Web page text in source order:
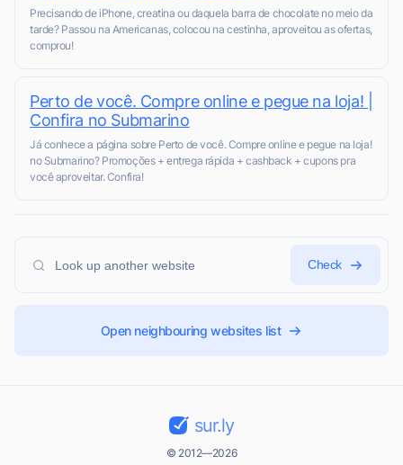
Precisando de iPhone, creatina ou daquela barra de chocolate no meio da
tarde? Passou na Americanas, colocou na cestinha, aproveitou as ofertas,
comprou!
Perto de você. Compre online e pegue na loja! |
Confira no Submarino
Já conhece a página sobre Perto de você. Compre online e pegue na loja!
no Submarino? Promoções + entrega rápida + cashback + cupons pra
você aproveitar. Confira!
Check
Open neighbouring websites list
sur.ly
© 2012—2026